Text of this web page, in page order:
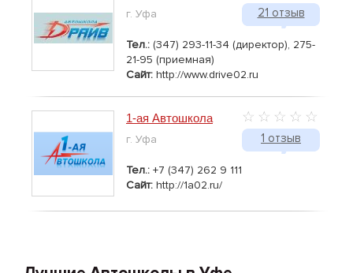
21 отзыв
г. Уфа
Тел.: (347) 293-11-34 (директор), 275-
21-95 (приемная)
Сайт: http://www.drive02.ru
1 отзыв
1-ая Автошкола
г. Уфа
Тел.: +7 (347) 262 9 111
Сайт: http://1a02.ru/